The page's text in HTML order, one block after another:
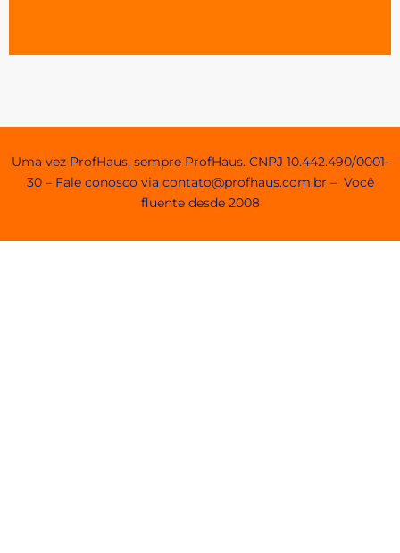
Uma vez ProfHaus, sempre ProfHaus. CNPJ 10.442.490/0001-
30 – Fale conosco via contato@profhaus.com.br – Você
fluente desde 2008